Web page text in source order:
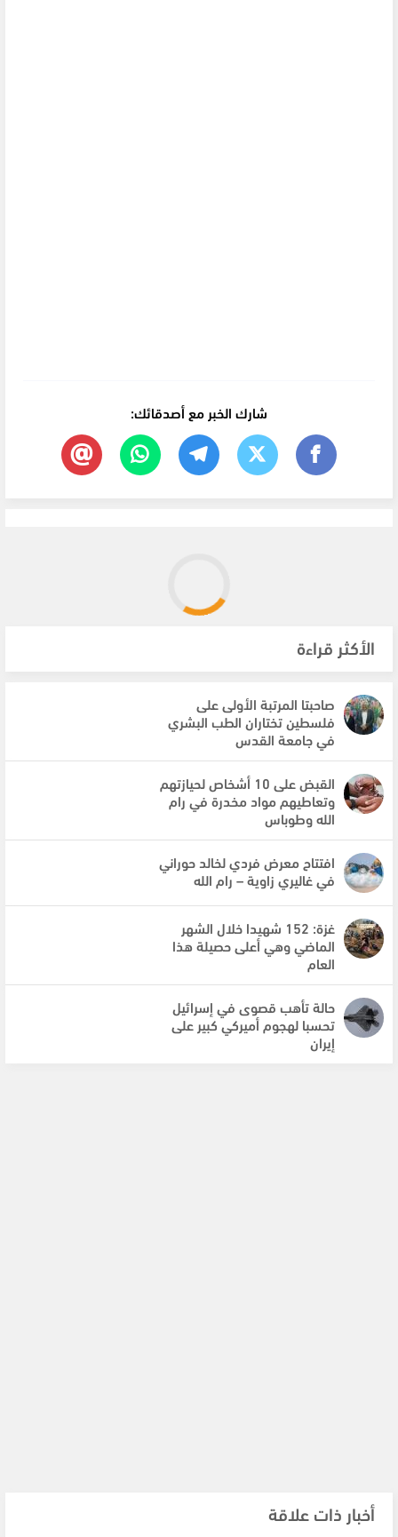
شارك الخبر مع أصدقائك:
الأكثر قراءة
صاحبتا المرتبة الأولى على
فلسطين تختاران الطب البشري
في جامعة القدس
القبض على 10 أشخاص لحيازتهم
وتعاطيهم مواد مخدرة في رام
الله وطوباس
افتتاح معرض فردي لخالد حوراني
في غاليري زاوية – رام الله
غزة: 152 شهيدا خلال الشهر
الماضي وهي أعلى حصيلة هذا
العام
حالة تأهب قصوى في إسرائيل
تحسبا لهجوم أميركي كبير على
إيران
أخبار ذات علاقة